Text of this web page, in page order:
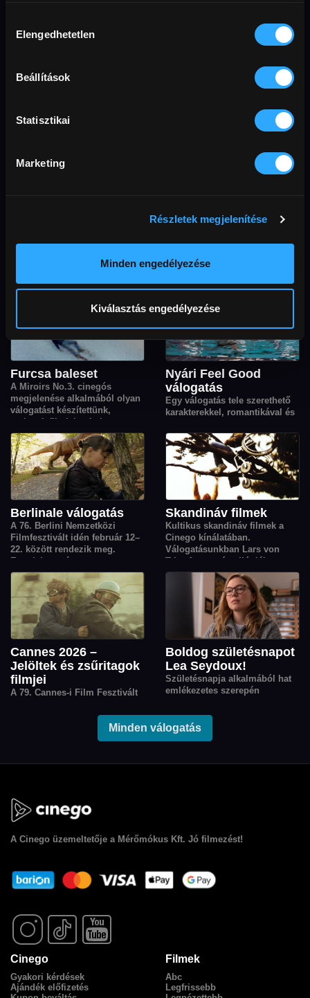
kiválasztása
Elengedhetetlen
Beállítások
Statisztikai
Marketing
Részletek megjelenítése
Minden engedélyezése
Kiválasztás engedélyezése
A válogatás filmjeiben az
esküvő nem a boldog vég
sorsfordító pillanat: titkok,
vágyak, családi feszültségek és
váratlan találkozások origója,
élete új irányt vesz.
filmek
A Riefenstahl és Az isteni
Sarah Bernhardt megjelenése
kapcsán nőket, női sorsokat
dokumentumfil­mjeinkből
Furcsa baleset
A Miroirs No.3. cinegós
megjelenése alkalmából olyan
válogatást készítettünk,
melynek filmjeit a baleset
motívuma kapcsolja össze:
egy váratlan esemény, amely
mindent megváltoztat.
Nyári Feel Good
válogatás
Egy válogatás tele szerethető
karakterekkel, romantikával és
gondtalan kikapcsolódásért.
Berlinale válogatás
A 76. Berlini Nemzetközi
Filmfesztivált idén február 12–
22. között rendezik meg.
Ennek kapcsán
összegyűjtöttük a fesztiválon
bemutatott filmek közül a
Cinego nézőinek kedvenceit.
Skandináv filmek
Kultikus skandináv filmek a
Cinego kínálatában.
Válogatásunkban Lars von
Trier Aranyszív-trilógiája
mellett a közelmúlt kiemelkedő
alkotásai is helyet kaptak,
köztük Joachim Trier Oscar-
díjas Érzelmi érték című filmje.
Cannes 2026 –
Jelöltek és zsűritagok
filmjei
A 79. Cannes-i Film Fesztivált
23. között rendezik meg. Az
idéi Arany Pálmára jelölt
rendezők korábbi filmjeiből
megtalálható még az idei zsűri
Moore és Stellan Skarsgård 1–
1 alkotása is.
Boldog születésnapot
Lea Seydoux!
Születésnapja alkalmából hat
emlékezetes szerepén
Seydoux-t, a kortárs európai
film egyik legkarakteresebb
színésznőjét.
Minden válogatás
A Cinego üzemeltetője a Mérőmókus Kft. Jó filmezést!
Cinego
Gyakori kérdések
Ajándék előfizetés
Filmek
Abc
Legfrissebb